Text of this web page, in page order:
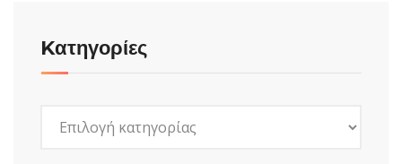
Kατηγορίες